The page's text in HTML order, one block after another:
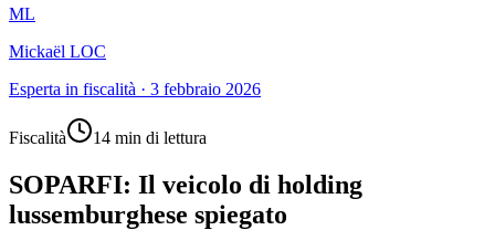
ML
Mickaël LOC
Esperta in fiscalità · 3 febbraio 2026
Fiscalità 14 min di lettura
SOPARFI: Il veicolo di holding
lussemburghese spiegato